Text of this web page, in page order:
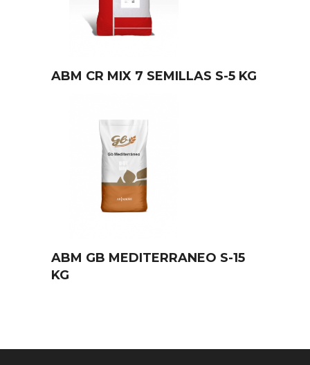
ABM CR MIX 7 SEMILLAS S-5 KG
ABM GB MEDITERRANEO S-15
KG